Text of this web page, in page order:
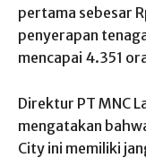
pertama sebesar
penyerapan
mencapai 4.351
Direktur PT MNC
mengatakan
City ini memiliki